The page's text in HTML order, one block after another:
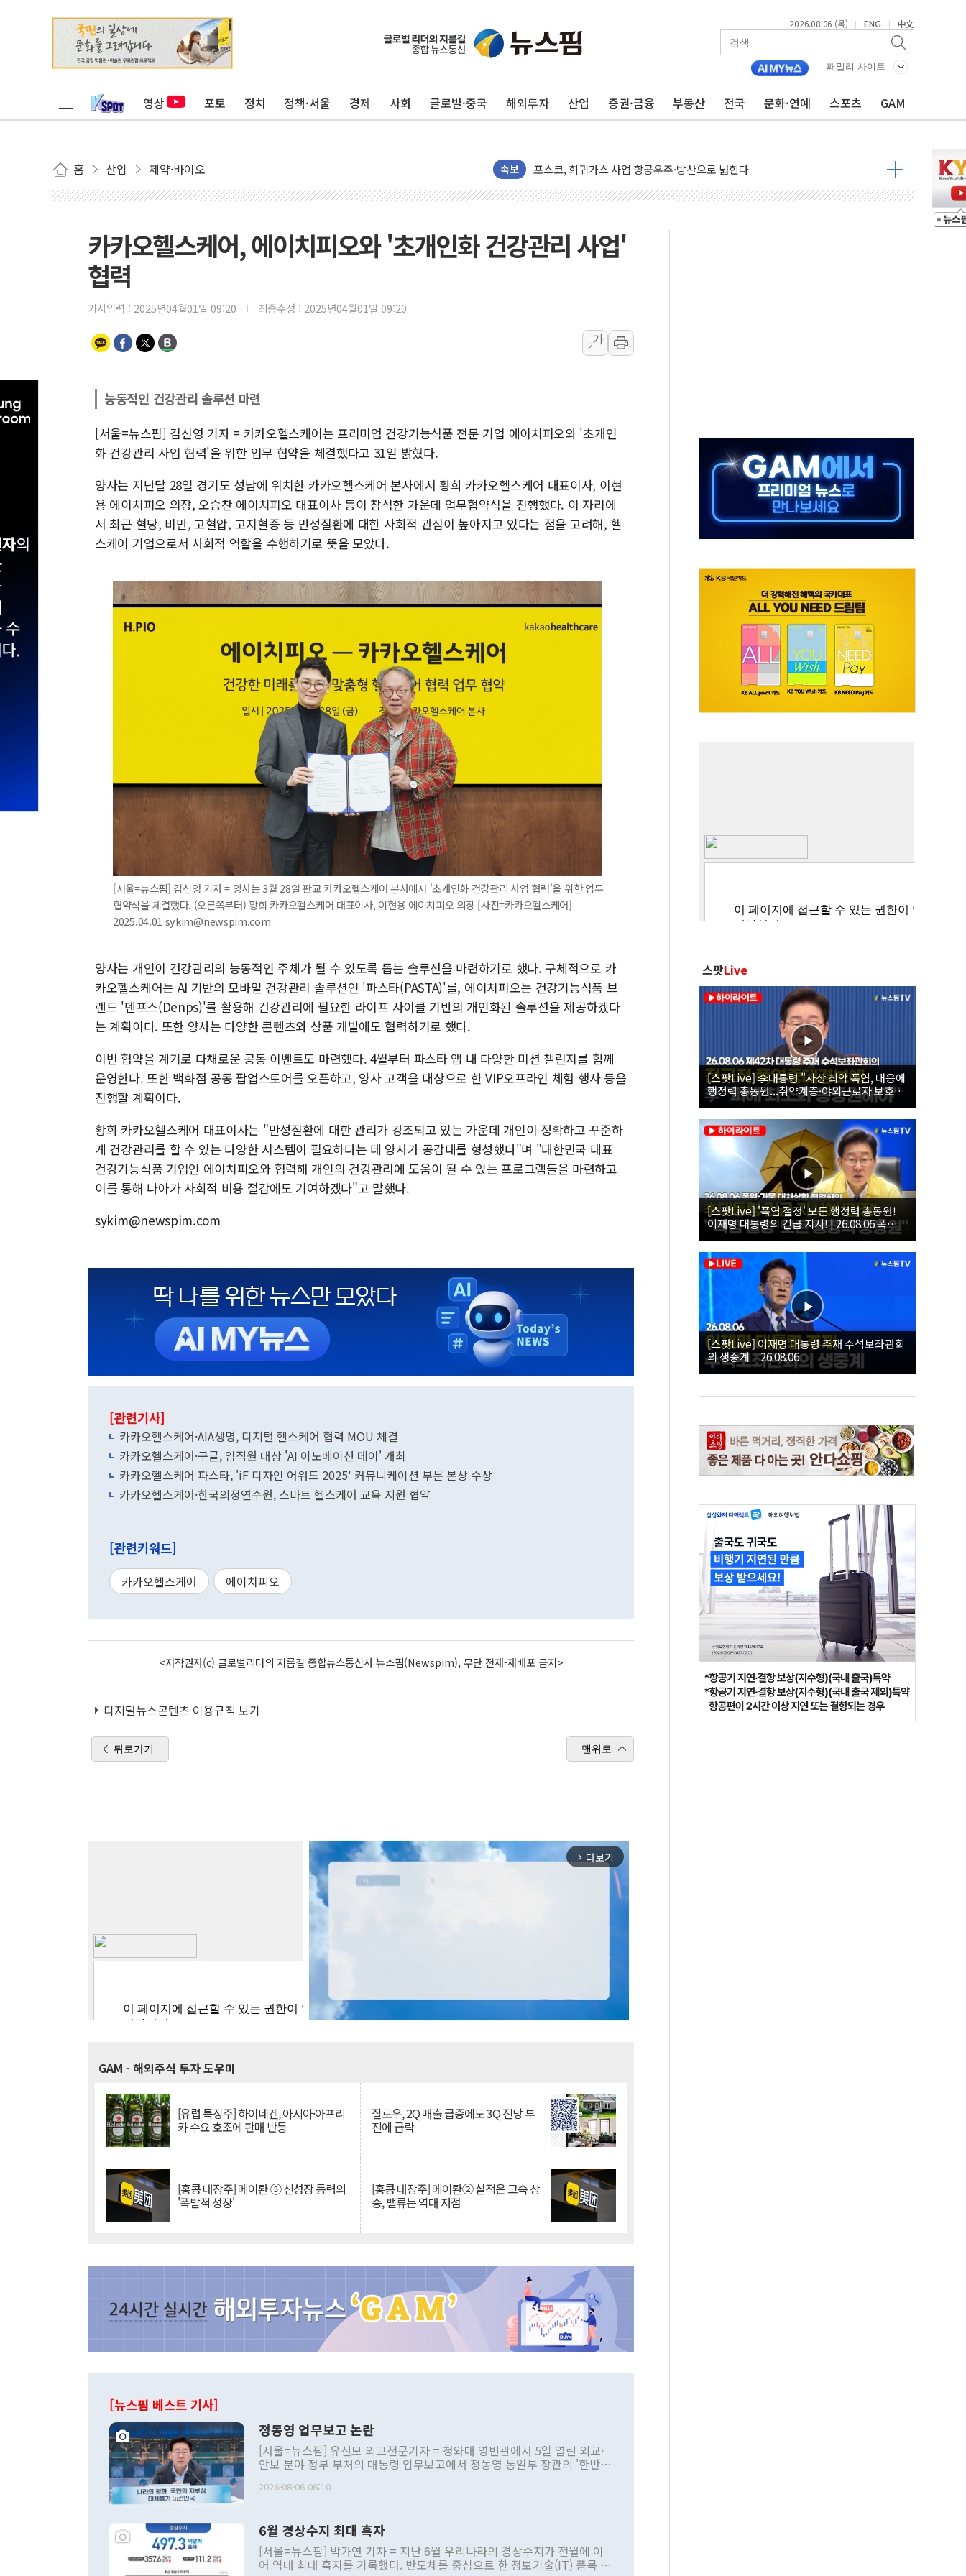
2026.08.06 (목) | ENG | 中文
패밀리 사이트
영상 포토 정치 정책·서울 경제 사회 글로벌·중국 해외투자 산업 증권·금융 부동산 전국 문화·연예 스포츠 GAM
홈 산업 제약·바이오 속보
유인우주선 달 착륙지 선정 밑그림, 중국 全月 1대 5백만 지질도 완성
진원생명과학, '코로나19 DNA 백신 플랫폼' 美 특허 확보
경북도·대구시 '2차 공공기관 이전' 대응 '맞손'
효성중공업, 덴마크에 초고압변압기 첫 공급...국가 전력망에 첫 입성
구리시 입주업종 확대…'현대 테라타워 구리갈매' 공급
KCC, 실적은 주춤했지만…'매출 절반' 실리콘 반등에 하반기 기대
[종합] 李대통령 "취약계층 안부에 AI 활용…이주노동자 폭염 방치, 국격 훼손"
트럼프, 워시 연준의장과 수시 통화…독립성 논란 재점화
카카오헬스케어, 에이치피오와 '초개인화 건강관리 사업'
협력
기사입력 : 2025년04월01일 09:20 최종수정 : 2025년04월01일 09:20
가
가
능동적인 건강관리 솔루션 마련
[서울=뉴스핌] 김신영 기자 = 카카오헬스케어는 프리미엄 건강기능식품 전문 기업 에이치피오와 '초개인
화 건강관리 사업 협력'을 위한 업무 협약을 체결했다고 31일 밝혔다.
양사는 지난달 28일 경기도 성남에 위치한 카카오헬스케어 본사에서 황희 카카오헬스케어 대표이사, 이현
용 에이치피오 의장, 오승찬 에이치피오 대표이사 등이 참석한 가운데 업무협약식을 진행했다. 이 자리에
서 최근 혈당, 비만, 고혈압, 고지혈증 등 만성질환에 대한 사회적 관심이 높아지고 있다는 점을 고려해, 헬
스케어 기업으로서 사회적 역할을 수행하기로 뜻을 모았다.
[서울=뉴스핌] 김신영 기자 = 양사는 3월 28일 판교 카카오헬스케어 본사에서 '초개인화 건강관리 사업 협력'을 위한 업무
협약식을 체결했다. (오른쪽부터) 황희 카카오헬스케어 대표이사, 이현용 에이치피오 의장 [사진=카카오헬스케어]
2025.04.01 sykim@newspim.com
양사는 개인이 건강관리의 능동적인 주체가 될 수 있도록 돕는 솔루션을 마련하기로 했다. 구체적으로 카
카오헬스케어는 AI 기반의 모바일 건강관리 솔루션인 '파스타(PASTA)'를, 에이치피오는 건강기능식품 브
랜드 '덴프스(Denps)'를 활용해 건강관리에 필요한 라이프 사이클 기반의 개인화된 솔루션을 제공하겠다
는 계획이다. 또한 양사는 다양한 콘텐츠와 상품 개발에도 협력하기로 했다.
이번 협약을 계기로 다채로운 공동 이벤트도 마련했다. 4월부터 파스타 앱 내 다양한 미션 챌린지를 함께
운영한다. 또한 백화점 공동 팝업스토어를 오픈하고, 양사 고객을 대상으로 한 VIP오프라인 체험 행사 등을
진행할 계획이다.
황희 카카오헬스케어 대표이사는 "만성질환에 대한 관리가 강조되고 있는 가운데 개인이 정확하고 꾸준하
게 건강관리를 할 수 있는 다양한 시스템이 필요하다는 데 양사가 공감대를 형성했다"며 "대한민국 대표
건강기능식품 기업인 에이치피오와 협력해 개인의 건강관리에 도움이 될 수 있는 프로그램들을 마련하고
이를 통해 나아가 사회적 비용 절감에도 기여하겠다"고 말했다.
sykim@newspim.com
[관련기사]
카카오헬스케어·AIA생명, 디지털 헬스케어 협력 MOU 체결
카카오헬스케어·구글, 임직원 대상 'AI 이노베이션 데이' 개최
카카오헬스케어 파스타, 'iF 디자인 어워드 2025' 커뮤니케이션 부문 본상 수상
카카오헬스케어·한국의정연수원, 스마트 헬스케어 교육 지원 협약
[관련키워드]
카카오헬스케어 에이치피오
<저작권자(c) 글로벌리더의 지름길 종합뉴스통신사 뉴스핌(Newspim), 무단 전재-재배포 금지>
디지털뉴스콘텐츠 이용규칙 보기
뒤로가기 맨위로
arrow_forward_ios 더보기
GAM - 해외주식 투자 도우미
[유럽 특징주] 하이네켄, 아시아·아프리
카 수요 호조에 판매 반등
질로우, 2Q 매출 급증에도 3Q 전망 부
진에 급락
[홍콩 대장주] 메이퇀 ③ 신성장 동력의
'폭발적 성장'
[홍콩 대장주] 메이퇀② 실적은 고속 상
승, 밸류는 역대 저점
[뉴스핌 베스트 기사]
정동영 업무보고 논란
[서울=뉴스핌] 유신모 외교전문기자 = 청와대 영빈관에서 5일 열린 외교·
안보 분야 정부 부처의 대통령 업무보고에서 정동영 통일부 장관의 '한반도
발언 중에는 정부 내 조율을 거치지 않은 사안을 정책으로 추진하겠다고 공
주의적 희망에 근거한 비현실적 구상'이라는 비판을 내놨다. 그동안 정 장
관의 대북 정책 관련 발언이 물의를 빚은 적은 여러 번 있지만 대통령과 유
관 부처 장관이 공개적으로 부정적 입장을 표명한 것은 이례적이다. 정 장
2026-08-06 06:10
6월 경상수지 최대 흑자
[서울=뉴스핌] 박가연 기자 = 지난 6월 우리나라의 경상수지가 전월에 이
어 역대 최대 흑자를 기록했다. 반도체를 중심으로 한 정보기술(IT) 품목 수
스팟Live
[스팟Live] 李대통령 "사상 최악 폭염, 대응에
행정력 총동원...취약계층·야외근로자 보호에
힘써야"｜26.08.06 제42차 대통령 주재 수석
보좌관회의
[스팟Live] '폭염 절정' 모든 행정력 총동원!
이재명 대통령의 긴급 지시! | 26.08.06 폭염•
가뭄 대처상황 점검회의
[스팟Live] 이재명 대통령 주재 수석보좌관회
의 생중계｜26.08.06